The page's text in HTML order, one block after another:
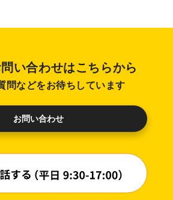
い合わせはこちらから
問などをお待ちしています
お問い合わせ